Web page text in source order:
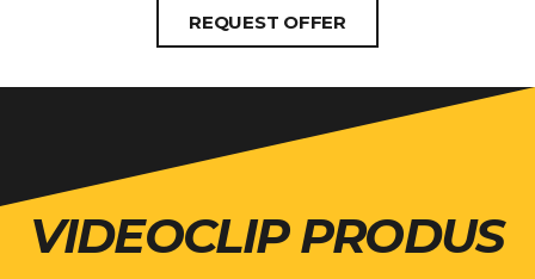
REQUEST OFFER
VIDEOCLIP PRODUS